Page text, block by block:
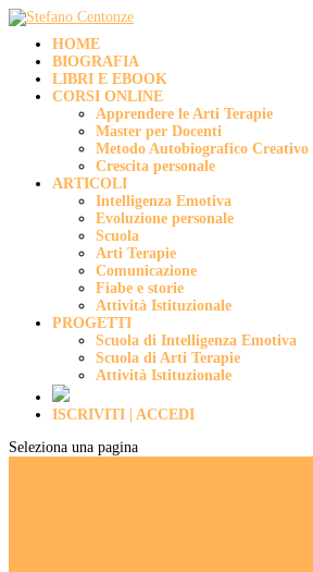
HOME
BIOGRAFIA
LIBRI E EBOOK
CORSI ONLINE
Apprendere le Arti Terapie
Master per Docenti
Metodo Autobiografico Creativo
Crescita personale
ARTICOLI
Intelligenza Emotiva
Evoluzione personale
Scuola
Arti Terapie
Comunicazione
Fiabe e storie
Attività Istituzionale
PROGETTI
Scuola di Intelligenza Emotiva
Scuola di Arti Terapie
Attività Istituzionale
ISCRIVITI | ACCEDI
Seleziona una pagina